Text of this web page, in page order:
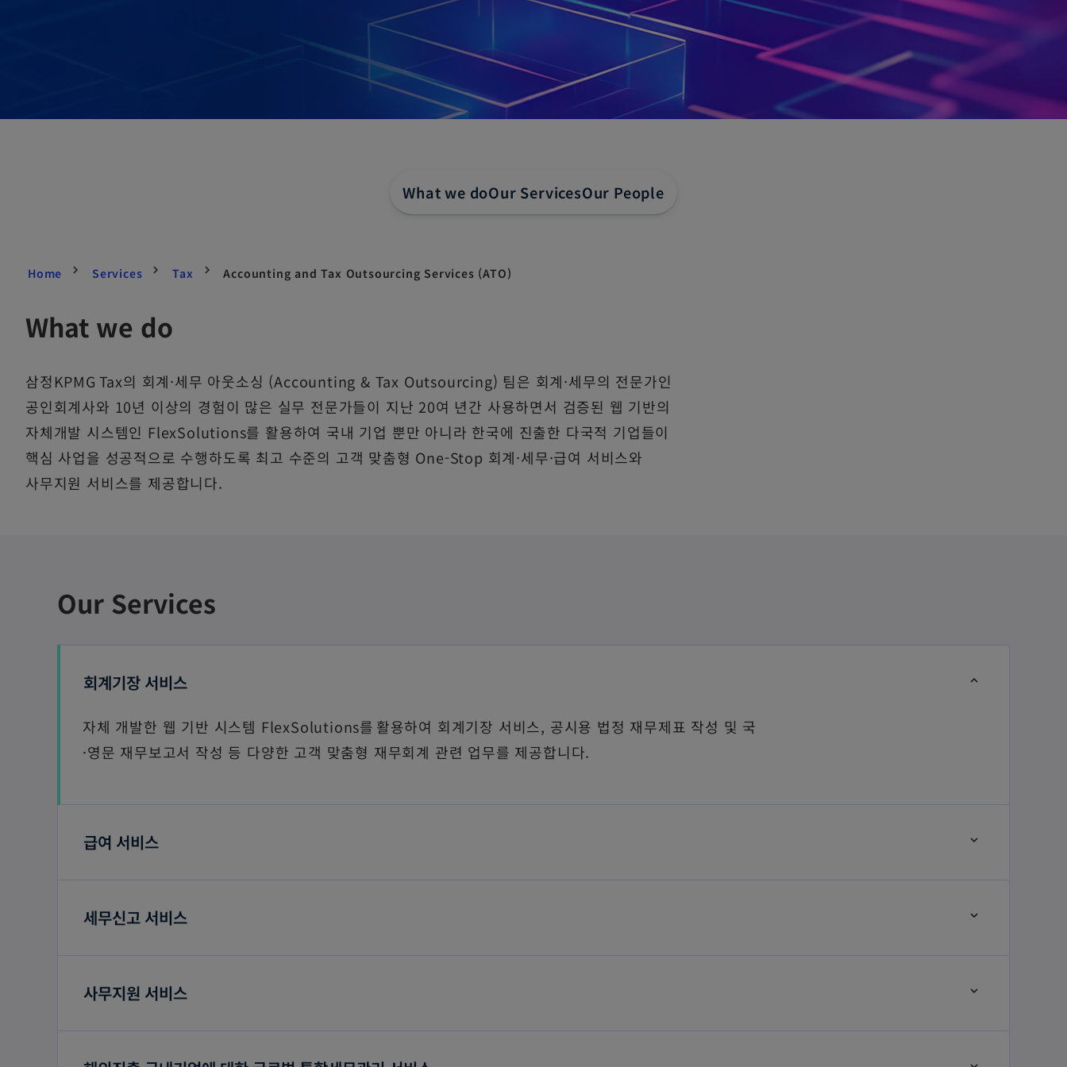
What we doOur ServicesOur People
Home Services Tax Accounting and Tax Outsourcing Services (ATO)
What we do
삼정KPMG Tax의 회계·세무 아웃소싱 (Accounting & Tax Outsourcing) 팀은 회계·세무의 전문가인
공인회계사와 10년 이상의 경험이 많은 실무 전문가들이 지난 20여 년간 사용하면서 검증된 웹 기반의
자체개발 시스템인 FlexSolutions를 활용하여 국내 기업 뿐만 아니라 한국에 진출한 다국적 기업들이
핵심 사업을 성공적으로 수행하도록 최고 수준의 고객 맞춤형 One-Stop 회계·세무·급여 서비스와
사무지원 서비스를 제공합니다.
Our Services
회계기장 서비스
자체 개발한 웹 기반 시스템 FlexSolutions를 활용하여 회계기장 서비스, 공시용 법정 재무제표 작성 및 국
·영문 재무보고서 작성 등 다양한 고객 맞춤형 재무회계 관련 업무를 제공합니다.
급여 서비스
세무신고 서비스
사무지원 서비스